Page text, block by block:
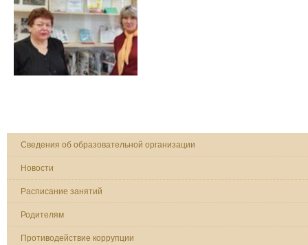
Сведения об образовательной организации
Новости
Расписание занятий
Родителям
Противодействие коррупции